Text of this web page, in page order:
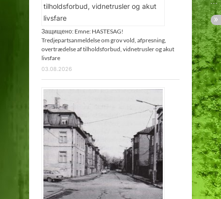
Защищено: Emne: HASTESAG!
Tredjepartsanmeldelse om grov vold, afpresning,
overtrædelse af tilholdsforbud, vidnetrusler og akut
livsfare
03.08.2026